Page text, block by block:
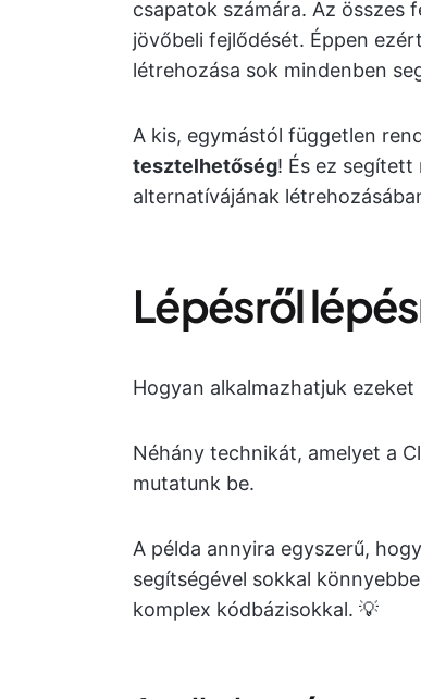
csapatok számára. Az összes
jövőbeli fejlődését. Éppen
létrehozása sok mindenben
A kis, egymástól független
tesztelhetőség! És ez segített
alternatívájának
Lépésről
Hogyan alkalmazhatjuk
Néhány technikát, amelyet a
mutatunk be.
A példa annyira egyszerű,
segítségével sokkal
komplex kódbázisokkal. 💡